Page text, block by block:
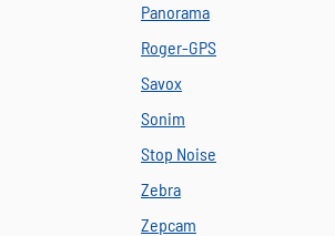
Panorama
Roger-GPS
Savox
Sonim
Stop Noise
Zebra
Zepcam